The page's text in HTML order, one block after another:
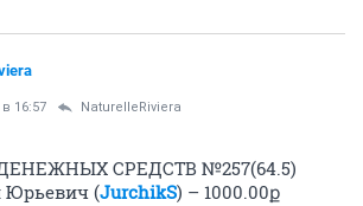
16:57 NaturelleRiviera
СРЕДСТВ №257(64.5)
Юрьевич (JurchikS) – 1000.00ք